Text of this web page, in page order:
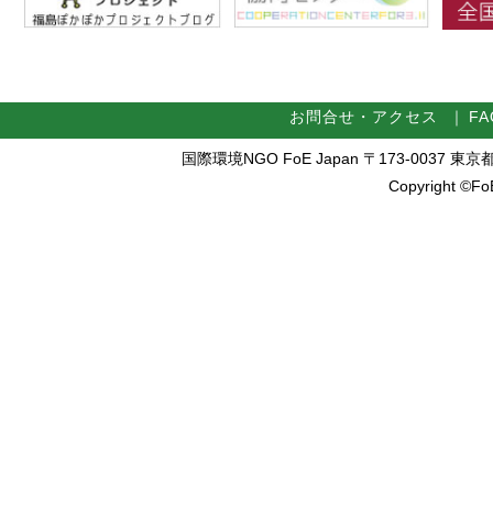
お問合せ・アクセス
国際環境NGO FoE Japan 〒173-0037 東
Copyright